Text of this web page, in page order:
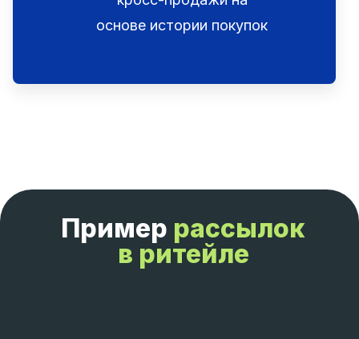
основе истории покупок
Пример рассылок
в ритейле